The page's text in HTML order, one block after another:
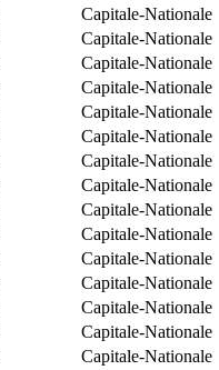
Capitale-Nationale
Capitale-Nationale
Capitale-Nationale
Capitale-Nationale
Capitale-Nationale
Capitale-Nationale
Capitale-Nationale
Capitale-Nationale
Capitale-Nationale
Capitale-Nationale
Capitale-Nationale
Capitale-Nationale
Capitale-Nationale
Capitale-Nationale
Capitale-Nationale